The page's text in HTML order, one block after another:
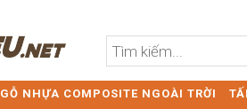
GỖ NHỰA COMPOSITE NGOÀI TRỜI